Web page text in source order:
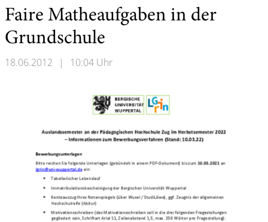
Faire Matheaufgaben in der
Grundschule
18.06.2012 | 10:04 Uhr